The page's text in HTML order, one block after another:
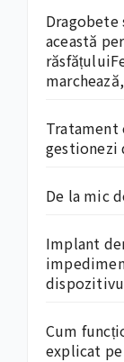
această
gestionezi
De la mic
Implant
Cum
explicat